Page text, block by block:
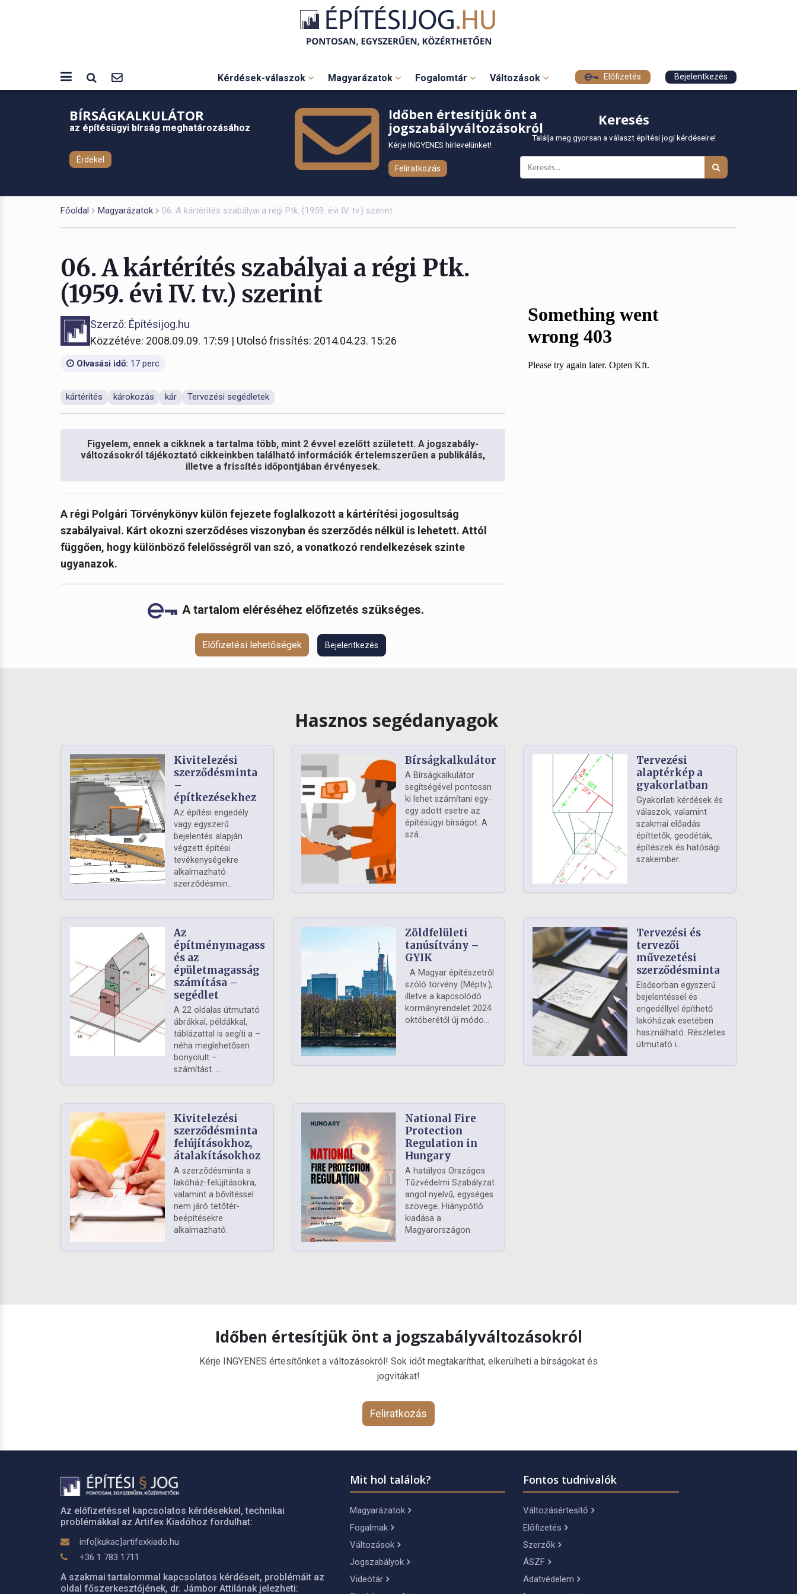
Kérdések-válaszok Magyarázatok Fogalomtár Változások Előfizetés Bejelentkezés
BÍRSÁGKALKULÁTOR
az építésügyi bírság meghatározásához
Érdekel
Időben értesítjük önt a
jogszabályváltozásokról
Kérje INGYENES hírlevelünket!
Feliratkozás
Keresés
Találja meg gyorsan a választ építési jogi kérdéseire!
Főoldal Magyarázatok 06. A kártérítés szabályai a régi Ptk. (1959. évi IV. tv.) szerint
06. A kártérítés szabályai a régi Ptk.
(1959. évi IV. tv.) szerint
Szerző: Építésijog.hu
Közzétéve: 2008.09.09. 17:59 | Utolsó frissítés: 2014.04.23. 15:26
Olvasási idő: 17 perc
kártérítés károkozás kár Tervezési segédletek
Figyelem, ennek a cikknek a tartalma több, mint 2 évvel ezelőtt született. A jogszabály-
változásokról tájékoztató cikkeinkben található információk értelemszerűen a publikálás,
illetve a frissítés időpontjában érvényesek.
A régi Polgári Törvénykönyv külön fejezete foglalkozott a kártérítési jogosultság
szabályaival. Kárt okozni szerződéses viszonyban és szerződés nélkül is lehetett. Attól
függően, hogy különböző felelősségről van szó, a vonatkozó rendelkezések szinte
ugyanazok.
A tartalom eléréséhez előfizetés szükséges.
Előfizetési lehetőségek Bejelentkezés
Hasznos segédanyagok
Kivitelezési
szerződésminta
–
építkezésekhez
Az építési engedély
vagy egyszerű
bejelentés alapján
végzett építési
tevékenységekre
alkalmazható
szerződésmin...
Bírságkalkulátor
A Bírságkalkulátor
segítségével pontosan
ki lehet számítani egy-
egy adott esetre az
építésügyi bírságot. A
szá...
Tervezési
alaptérkép a
gyakorlatban
Gyakorlati kérdések és
válaszok, valamint
szakmai előadás
építtetők, geodéták,
építészek és hatósági
szakember...
Az
építménymagasság
és az
épületmagasság
számítása –
segédlet
A 22 oldalas útmutató
ábrákkal, példákkal,
táblázattal is segíti a –
néha meglehetősen
bonyolult –
számítást. ...
Zöldfelületi
tanúsítvány –
GYIK
A Magyar építészetről
szóló törvény (Méptv.),
illetve a kapcsolódó
kormányrendelet 2024
októberétől új módo...
Tervezési és
tervezői
művezetési
szerződésminta
Elsősorban egyszerű
bejelentéssel és
engedéllyel építhető
lakóházak esetében
használható. Részletes
útmutató i...
Kivitelezési
szerződésminta
felújításokhoz,
átalakításokhoz
A szerződésminta a
lakóház-felújításokra,
valamint a bővítéssel
nem járó tetőtér-
beépítésekre
alkalmazható.
National Fire
Protection
Regulation in
Hungary
A hatályos Országos
Tűzvédelmi Szabályzat
angol nyelvű, egységes
szövege. Hiánypótló
kiadása a
Magyarországon
Időben értesítjük önt a jogszabályváltozásokról
Kérje INGYENES értesítőnket a változásokról! Sok időt megtakaríthat, elkerülheti a bírságokat és
jogvitákat!
Feliratkozás
Az előfizetéssel kapcsolatos kérdésekkel, technikai
problémákkal az Artifex Kiadóhoz fordulhat:
info[kukac]artifexkiado.hu
+36 1 783 1711
A szakmai tartalommal kapcsolatos kérdéseit, problémáit az
oldal főszerkesztőjének, dr. Jámbor Attilának jelezheti:
Mit hol találok?
Magyarázatok
Fogalmak
Változások
Jogszabályok
Videótár
Fontos tudnivalók
Változásértesítő
Előfizetés
Szerzők
ÁSZF
Adatvédelem